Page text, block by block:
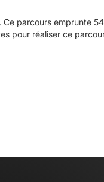
parcours emprunte
pour réaliser ce